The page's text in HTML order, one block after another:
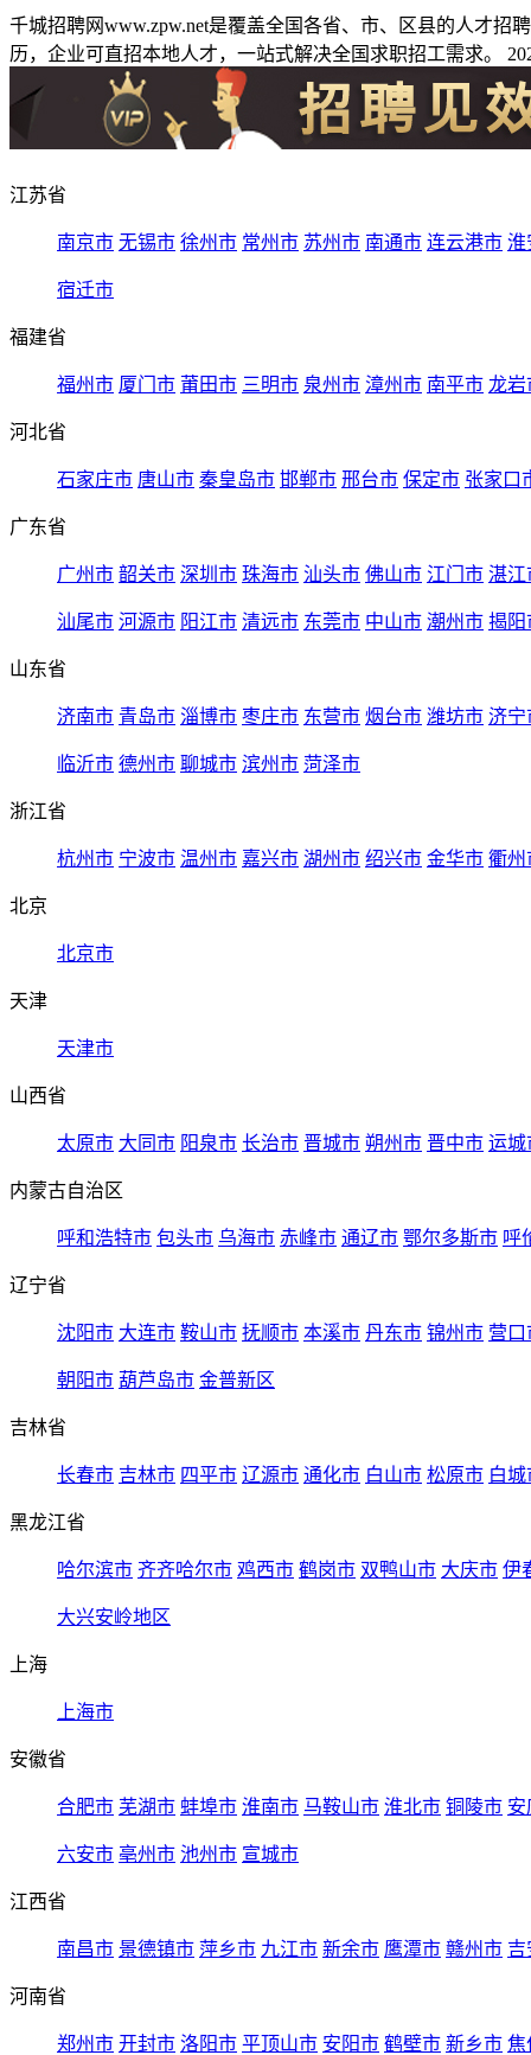
千城招聘网www.zpw.net是覆盖全国各省、市、区县的人才
历，企业可直招本地人才，一站式解决全国求职招工需求。
江苏省
南京市 无锡市 徐州市 常州市 苏州市 南通市 连云港市 淮
宿迁市
福建省
福州市 厦门市 莆田市 三明市 泉州市 漳州市 南平市 龙岩
河北省
石家庄市 唐山市 秦皇岛市 邯郸市 邢台市 保定市 张家口
广东省
广州市 韶关市 深圳市 珠海市 汕头市 佛山市 江门市 湛江
汕尾市 河源市 阳江市 清远市 东莞市 中山市 潮州市 揭阳
山东省
济南市 青岛市 淄博市 枣庄市 东营市 烟台市 潍坊市 济宁
临沂市 德州市 聊城市 滨州市 菏泽市
浙江省
杭州市 宁波市 温州市 嘉兴市 湖州市 绍兴市 金华市 衢州
北京
北京市
天津
天津市
山西省
太原市 大同市 阳泉市 长治市 晋城市 朔州市 晋中市 运城
内蒙古自治区
呼和浩特市 包头市 乌海市 赤峰市 通辽市 鄂尔多斯市 呼
辽宁省
沈阳市 大连市 鞍山市 抚顺市 本溪市 丹东市 锦州市 营口
朝阳市 葫芦岛市 金普新区
吉林省
长春市 吉林市 四平市 辽源市 通化市 白山市 松原市 白城
黑龙江省
哈尔滨市 齐齐哈尔市 鸡西市 鹤岗市 双鸭山市 大庆市 伊
大兴安岭地区
上海
上海市
安徽省
合肥市 芜湖市 蚌埠市 淮南市 马鞍山市 淮北市 铜陵市 安
六安市 亳州市 池州市 宣城市
江西省
南昌市 景德镇市 萍乡市 九江市 新余市 鹰潭市 赣州市 吉
河南省
郑州市 开封市 洛阳市 平顶山市 安阳市 鹤壁市 新乡市 焦